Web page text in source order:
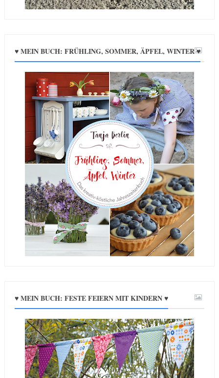
♥ MEIN BUCH: FRÜHLING, SOMMER, ÄPFEL, WINTER ♥
♥ MEIN BUCH: FESTE FEIERN MIT KINDERN ♥